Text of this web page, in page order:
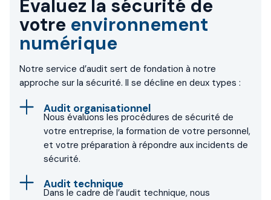
Évaluez la sécurité de
votre environnement
numérique
Notre service d’audit sert de fondation à notre
approche sur la sécurité. Il se décline en deux types :
Audit organisationnel
Nous évaluons les procédures de sécurité de
votre entreprise, la formation de votre personnel,
et votre préparation à répondre aux incidents de
sécurité.
Audit technique
Dans le cadre de l’audit technique, nous